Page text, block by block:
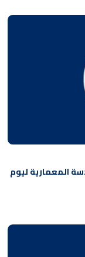
جدول توزيع القاعات الامتحانية في كلية الهندسة المعمارية ليوم